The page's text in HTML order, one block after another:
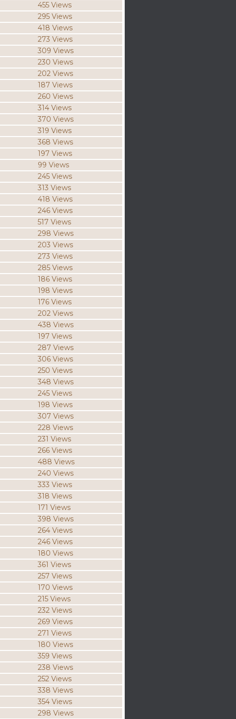
455 Views
295 Views
418 Views
273 Views
309 Views
230 Views
202 Views
187 Views
260 Views
314 Views
370 Views
319 Views
368 Views
197 Views
99 Views
245 Views
313 Views
418 Views
246 Views
517 Views
298 Views
203 Views
273 Views
285 Views
186 Views
198 Views
176 Views
202 Views
438 Views
197 Views
287 Views
306 Views
250 Views
348 Views
245 Views
198 Views
307 Views
228 Views
231 Views
266 Views
488 Views
240 Views
333 Views
318 Views
171 Views
398 Views
264 Views
246 Views
180 Views
361 Views
257 Views
170 Views
215 Views
232 Views
269 Views
271 Views
180 Views
359 Views
238 Views
252 Views
338 Views
354 Views
298 Views